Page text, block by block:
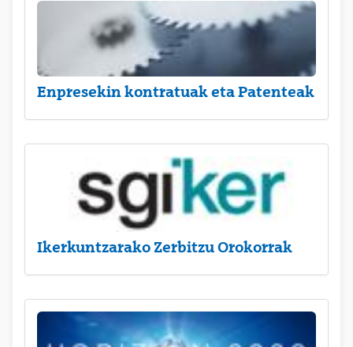
Enpresekin kontratuak eta Patenteak
Ikerkuntzarako Zerbitzu Orokorrak